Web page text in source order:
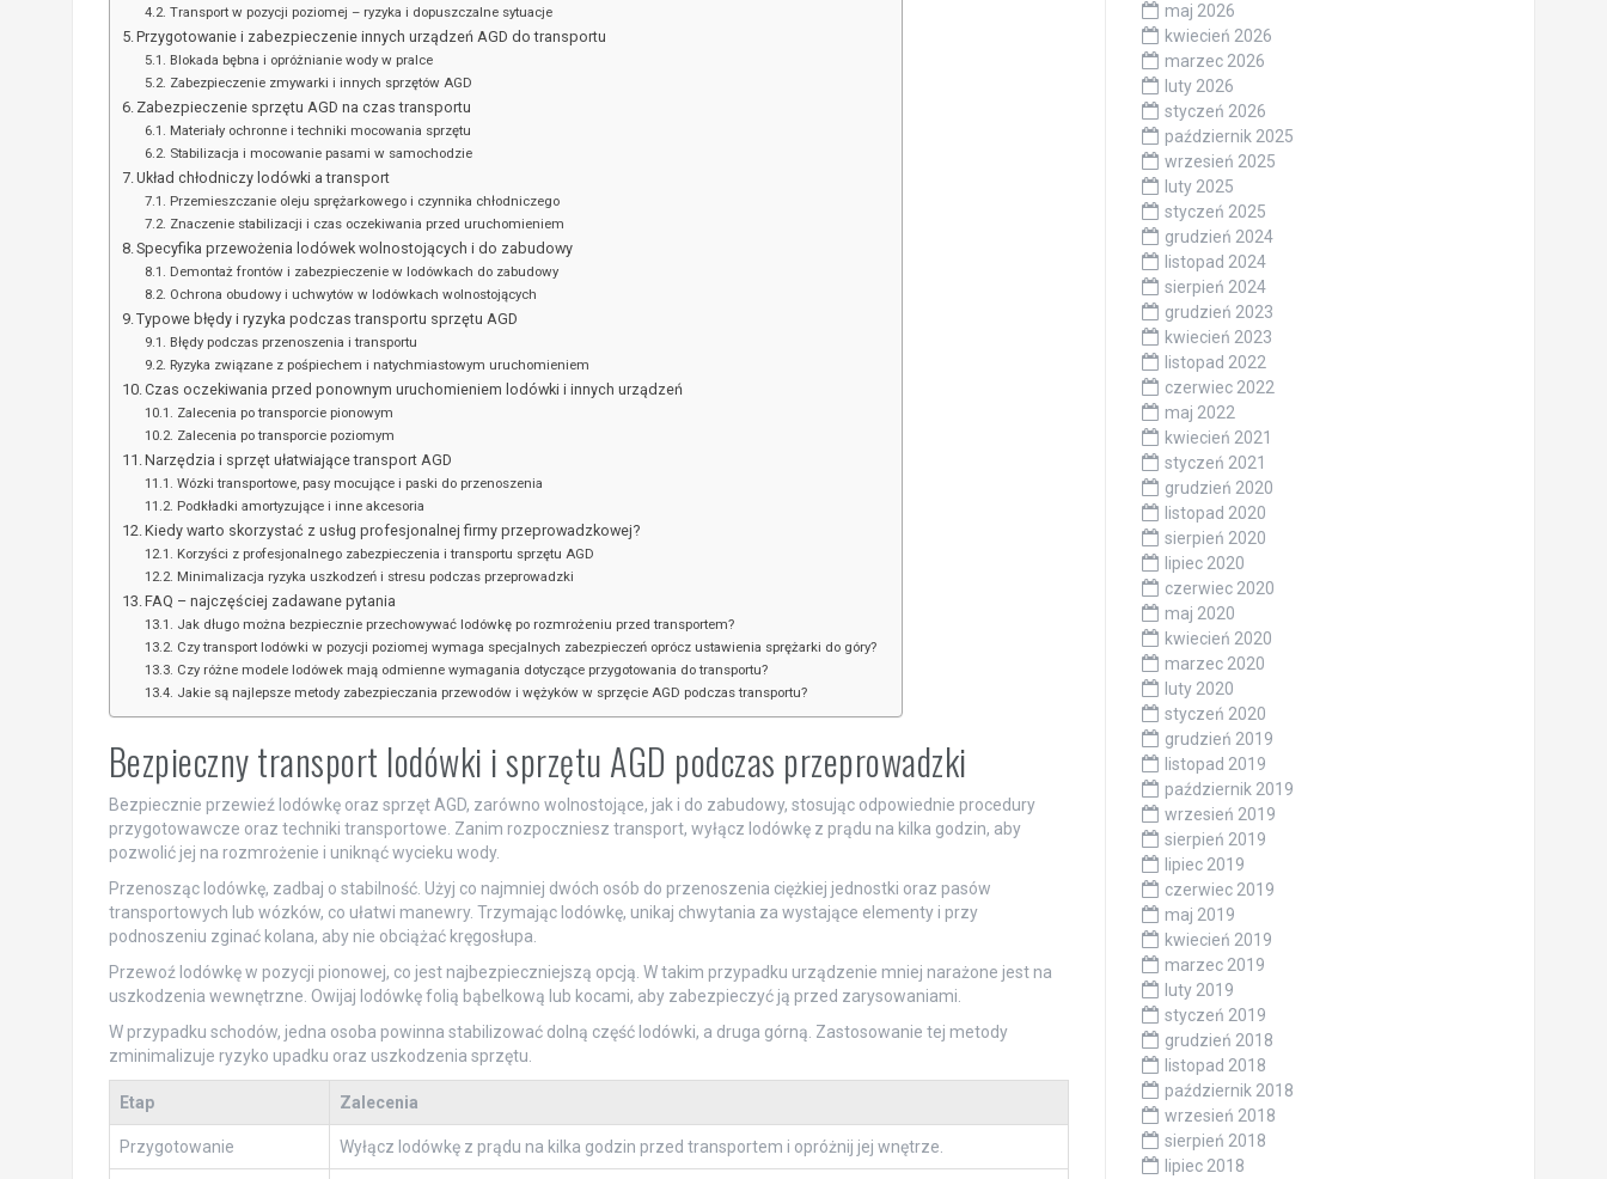
Transport w pozycji poziomej – ryzyka i dopuszczalne sytuacje
Przygotowanie i zabezpieczenie innych urządzeń AGD do transportu
Blokada bębna i opróżnianie wody w pralce
Zabezpieczenie zmywarki i innych sprzętów AGD
Zabezpieczenie sprzętu AGD na czas transportu
Materiały ochronne i techniki mocowania sprzętu
Stabilizacja i mocowanie pasami w samochodzie
Układ chłodniczy lodówki a transport
Przemieszczanie oleju sprężarkowego i czynnika chłodniczego
Znaczenie stabilizacji i czas oczekiwania przed uruchomieniem
Specyfika przewożenia lodówek wolnostojących i do zabudowy
Demontaż frontów i zabezpieczenie w lodówkach do zabudowy
Ochrona obudowy i uchwytów w lodówkach wolnostojących
Typowe błędy i ryzyka podczas transportu sprzętu AGD
Błędy podczas przenoszenia i transportu
Ryzyka związane z pośpiechem i natychmiastowym uruchomieniem
Czas oczekiwania przed ponownym uruchomieniem lodówki i innych urządzeń
Zalecenia po transporcie pionowym
Zalecenia po transporcie poziomym
Narzędzia i sprzęt ułatwiające transport AGD
Wózki transportowe, pasy mocujące i paski do przenoszenia
Podkładki amortyzujące i inne akcesoria
Kiedy warto skorzystać z usług profesjonalnej firmy przeprowadzkowej?
Korzyści z profesjonalnego zabezpieczenia i transportu sprzętu AGD
Minimalizacja ryzyka uszkodzeń i stresu podczas przeprowadzki
FAQ – najczęściej zadawane pytania
Jak długo można bezpiecznie przechowywać lodówkę po rozmrożeniu przed transportem?
Czy transport lodówki w pozycji poziomej wymaga specjalnych zabezpieczeń oprócz ustawienia sprężarki do góry?
Czy różne modele lodówek mają odmienne wymagania dotyczące przygotowania do transportu?
Jakie są najlepsze metody zabezpieczania przewodów i wężyków w sprzęcie AGD podczas transportu?
Bezpieczny transport lodówki i sprzętu AGD podczas przeprowadzki
Bezpiecznie przewieź lodówkę oraz sprzęt AGD, zarówno wolnostojące, jak i do zabudowy, stosując odpowiednie procedury
przygotowawcze oraz techniki transportowe. Zanim rozpoczniesz transport, wyłącz lodówkę z prądu na kilka godzin, aby
pozwolić jej na rozmrożenie i uniknąć wycieku wody.
Przenosząc lodówkę, zadbaj o stabilność. Użyj co najmniej dwóch osób do przenoszenia ciężkiej jednostki oraz pasów
transportowych lub wózków, co ułatwi manewry. Trzymając lodówkę, unikaj chwytania za wystające elementy i przy
podnoszeniu zginać kolana, aby nie obciążać kręgosłupa.
Przewoź lodówkę w pozycji pionowej, co jest najbezpieczniejszą opcją. W takim przypadku urządzenie mniej narażone jest na
uszkodzenia wewnętrzne. Owijaj lodówkę folią bąbelkową lub kocami, aby zabezpieczyć ją przed zarysowaniami.
W przypadku schodów, jedna osoba powinna stabilizować dolną część lodówki, a druga górną. Zastosowanie tej metody
zminimalizuje ryzyko upadku oraz uszkodzenia sprzętu.
Etap Zalecenia
Przygotowanie Wyłącz lodówkę z prądu na kilka godzin przed transportem i opróżnij jej wnętrze.
maj 2026
kwiecień 2026
marzec 2026
luty 2026
styczeń 2026
październik 2025
wrzesień 2025
luty 2025
styczeń 2025
grudzień 2024
listopad 2024
sierpień 2024
grudzień 2023
kwiecień 2023
listopad 2022
czerwiec 2022
maj 2022
kwiecień 2021
styczeń 2021
grudzień 2020
listopad 2020
sierpień 2020
lipiec 2020
czerwiec 2020
maj 2020
kwiecień 2020
marzec 2020
luty 2020
styczeń 2020
grudzień 2019
listopad 2019
październik 2019
wrzesień 2019
sierpień 2019
lipiec 2019
czerwiec 2019
maj 2019
kwiecień 2019
marzec 2019
luty 2019
styczeń 2019
grudzień 2018
listopad 2018
październik 2018
wrzesień 2018
sierpień 2018
lipiec 2018